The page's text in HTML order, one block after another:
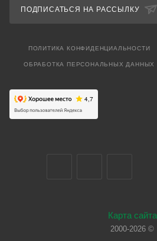
ПОДПИСАТЬСЯ НА РАССЫЛКУ
ПОЛИТИКА КОНФИДЕНЦИАЛЬНОСТИ
ОБРАБОТКА ПЕРСОНАЛЬНЫХ ДАННЫХ
Карта сайта
2000-2026 ©